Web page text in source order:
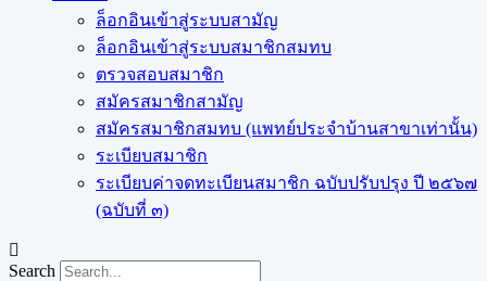
ล็อกอินเข้าสู่ระบบสามัญ
ล็อกอินเข้าสู่ระบบสมาชิกสมทบ
ตรวจสอบสมาชิก
สมัครสมาชิกสามัญ
สมัครสมาชิกสมทบ (แพทย์ประจำบ้านสาขาเท่านั้น)
ระเบียบสมาชิก
ระเบียบค่าจดทะเบียนสมาชิก ฉบับปรับปรุง ปี ๒๕๖๗
(ฉบับที่ ๓)
Search